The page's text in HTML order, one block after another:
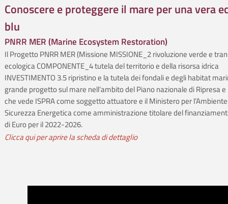
Conoscere e proteggere il mare per una vera
blu
PNRR MER (Marine Ecosystem Restoration)
Il Progetto PNRR MER (Missione MISSIONE_2 rivoluzione verde e
ecologica COMPONENTE_4 tutela del territorio e della risorsa idrica
INVESTIMENTO 3.5 ripristino e la tutela dei fondali e degli habitat
grande progetto sul mare nell’ambito del Piano nazionale di Ripresa e
che vede ISPRA come soggetto attuatore e il Ministero per
Sicurezza Energetica come amministrazione titolare del
di Euro per il 2022-2026.
Clic­ca qui per a­pri­re la sche­da di dettaglio